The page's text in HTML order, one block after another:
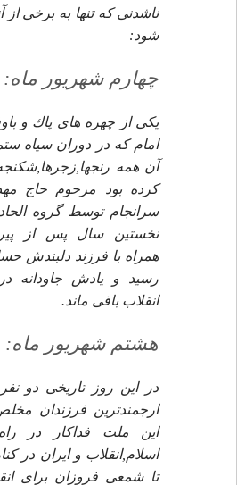
ناشدنى كه تنها به برخى از
شود:
چهارم شهريور ماه:
يكى از چهره هاى پاك و
امام كه در دوران سياه
آن همه رنجها,زجرها,شكنجه
كرده بود مرحوم حاج
سرانجام توسط گروه
همراه با فرزند دلبندش
رسيد و يادش جاودانه
انقلاب باقى ماند.
هشتم شهريور ماه:
در اين روز تاريخى دو
ارجمندترين فرزندان
اين ملت فداكار در
اسلام,انقلاب و ايران در
تا شمعى فروزان براى